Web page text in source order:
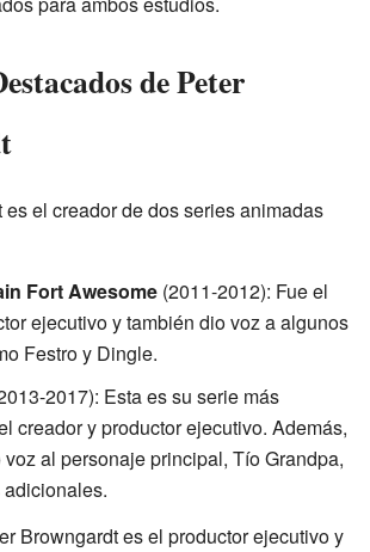
de Peter
es el creador de dos series animadas
Fort Awesome (2011-2012): Fue el
ejecutivo y también dio voz a algunos
Festro y Dingle.
2017): Esta es su serie más
creador y productor ejecutivo. Además,
al personaje principal, Tío Grandpa,
Browngardt es el productor ejecutivo y